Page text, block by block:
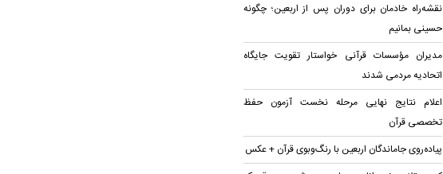
نقشه‌راه خادمان برای دوران پس از اربعین؛ چگونه
حسینی بمانیم
مدیران مؤسسات قرآنی خواستار تقویت جایگاه
اتحادیه‌ مردمی شدند
اعلام نتایج نهایی مرحله نخست آزمون حفظ
تخصصی قرآن
پیاده‌روی جاماندگان اربعین با رنگ‌وبوی قرآن + عکس